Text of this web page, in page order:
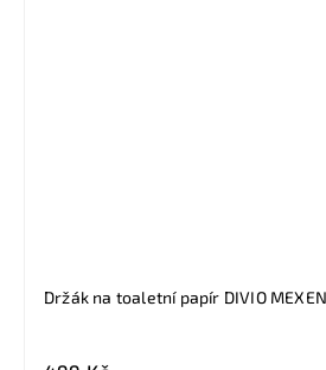
Držák na toaletní papír DIVIO